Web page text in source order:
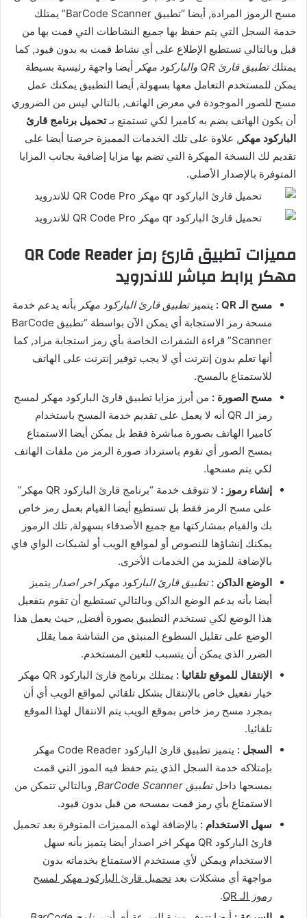
مسح الرموز المرادة, أيضا “تطبيق BarCode Scanner” يمتلك
خدمة السجل التي يتم حفظ بها جميع النشاطات التي قمت بها من
قبل وبالتالي تستطيع الإطلاع على أي نشاط قمت به بدون قيود, كما
يمتلكتطبيق قارئ QR والباركود مهكر
أيضا واجهة رئيسية بسيطة
يمكن للمستخدم التعامل معها بسهولة, أيضا التطبيق يمكنك عمل
مسح للصور الموجودة في معرض الهاتف, بالتالي ليس من الضروري
أن يكون الهاتف يضم به كاميرا لكي تستمتع بـتحميل برنامج قارئ
الباركود مهكر , علاوة على تلك الخدمات المميزة حرصنا أيضا على
تقديم لك النسخة المهكرة التي تضم بها مزايا إضافية بجانب المزايا
المتوفرة بالإصدار الأصلي.
مميزات تطبيق قارئ رمز QR Code Reader
مهكر برابط مباشر للاندرويد
مسح الـ QR : يتميزتطبيق قارئ الباركود مهكر بأنه يدعم خدمة
مسحة رمز الاستجابة أي يمكن الآن بواسطة “تطبيق BarCode
Scanner” قراءة الشفرات الخاصة بأي رمز استجابة مراد, كما
أنها تعلم بدون إنترنت أي لا يجب توفير إنترنت على الهاتف
للاستمتاع بالمسح.
مسح الصورة : من أبرز مزايا تطبيق قارئ الباركود مهكر لمسح
رمز الـ QR أنه لا يعمل على تقديم خدمة المسح باستخدام
كاميرا الهاتف بصورة مباشرة فقط بل يمكن أيضا الاستمتاع
بمسح الصور أي تقوم باسترداد صورة الرمز من ملفات الهاتف
لكي يتم مسحها.
إنشاء رموز :
لا تتوقف خدمة “برنامج قارئ الباركود QR مهكر”
على مسح الرمز فقط بل تستطيع أيضا القيام بعمل رمز خاص
بك والقيام بمشاركتها مع جميع الأصدقاء بسهولة, تلك الرموز
يمكنك إنشاؤها للنصوص أو لمواقع الويب أو لشبكات الواي فاي
بالإضافة للمزيد من الخدمات الأخرى.
الوضع الداكن : تطبيق قارئ الباركود مهكر اخر اصدار يتميز
أيضا بأنه يدعم الوضع الداكن وبالتالي تستطيع أن تقوم بتفعيل
هذا الوضع لكي تستخدم التطبيق بصورة أفضل, حيث يعمل هذا
الوضع على تقليل السطوع المنبثق من الشاشة مما يقلل
الضرر الذي يمكن أن يتسبب للعين المستخدم.
الإنتقال للموقع تلقائيا :
يمتلك برنامج قارئ الباركود QR مهكر
خيار تفعيل خاص بالإنتقال بشكل تلقائي لمواقع الويب أي أن
بمجرد مسح رمز خاص بموقع الويب يتم الانتقال لهذا الموقع
تلقائيا.
السجل :
يتميز تطبيق قارئ الباركود Code Reader مهكر
بإمتلاكه خدمة السجل الذي يتم حفظ فيه الموز التي قمت
بمسحها داخلتطبيق BarCode Scanner
, وبالتالي تتمكن من
الاستمتاع بأي رمز قمت بمسحه من قبل بدون قيود.
سهل الاستخدام : بالإضافة لهذه المميزات المتوفرة بعد تحميل
قارئ الباركود QR مهكر اخر اصدار أيضا يتميز بأنه سهل
الاستخدام ويمكن لأي مستخدم الاستمتاع بخدماته بدون
مواجهة أي مشكلات بعد تحميل قارئ الباركود مهكر لمسح
رموز الـ QR
.